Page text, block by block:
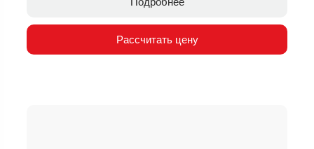
Рассчитать цену